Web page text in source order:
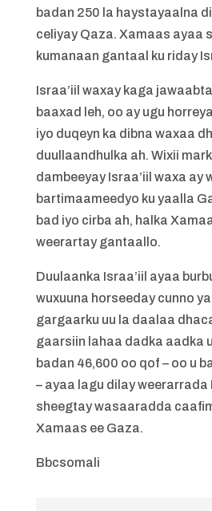
badan 250 la haystayaalna
celiyay Qaza. Xamaas ayaa
kumanaan gantaal ku riday
Israa’iil waxay kaga
baaxad leh, oo ay ugu
iyo duqeyn ka dibna waxaa
duullaandhulka ah. Wixii
dambeeyay Israa’iil waxa ay
bartimaameedyo ku yaalla
bad iyo cirba ah, halka
weerartay gantaallo.
Duulaanka Israa’iil ayaa
wuxuuna horseeday cunno
gargaarku uu la daalaa
gaarsiin lahaa dadka aadka
badan 46,600 oo qof – oo u
– ayaa lagu dilay weerarrada
sheegtay wasaaradda
Xamaas ee Gaza.
Bbcsomali